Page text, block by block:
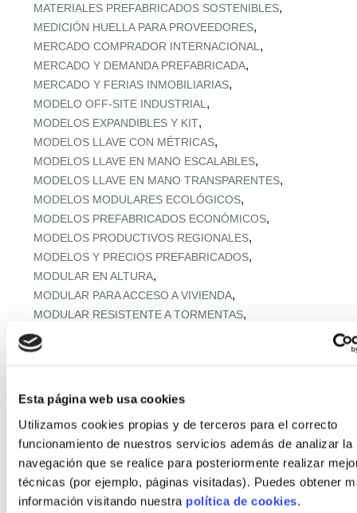
Esta página web usa cookies
Utilizamos cookies propias y de terceros para el correcto
funcionamiento de nuestros servicios además de analizar la
navegación que se realice para posteriormente realizar
técnicas (por ejemplo, páginas visitadas). Puedes obtener
información visitando nuestra política de cookies.
MATERIALES PREFABRICADOS SOSTENIBLES,
MEDICIÓN HUELLA PARA PROVEEDORES,
MERCADO COMPRADOR INTERNACIONAL ,
MERCADO Y DEMANDA PREFABRICADA,
MERCADO Y FERIAS INMOBILIARIAS,
MODELO OFF-SITE INDUSTRIAL ,
MODELOS EXPANDIBLES Y KIT,
MODELOS LLAVE CON MÉTRICAS,
MODELOS LLAVE EN MANO ESCALABLES,
MODELOS LLAVE EN MANO TRANSPARENTES,
MODELOS MODULARES ECOLÓGICOS,
MODELOS PREFABRICADOS ECONÓMICOS,
MODELOS PRODUCTIVOS REGIONALES,
MODELOS Y PRECIOS PREFABRICADOS,
MODULAR EN ALTURA,
MODULAR PARA ACCESO A VIVIENDA,
MODULAR RESISTENTE A TORMENTAS,
MODULAR RURAL ASEQUIBLE
MONTAJE EXPRÉS Y MICROPLAZOS
NORMATIVA URBANA Y SUELO
OFERTA RETAIL Y LLAVE EN MANO
,OFF‑SITE VIVIENDA ASEQUIBLE,
OFF‑SITE Y FÁBRICAS MODULARES
OPTIMIZACIÓN IA CADENA,
PANELES Y MÓDULOS ESTRUCTURALES ,
PASSIVHAUS APLICADA,PASSIVHAUS APLICADO,